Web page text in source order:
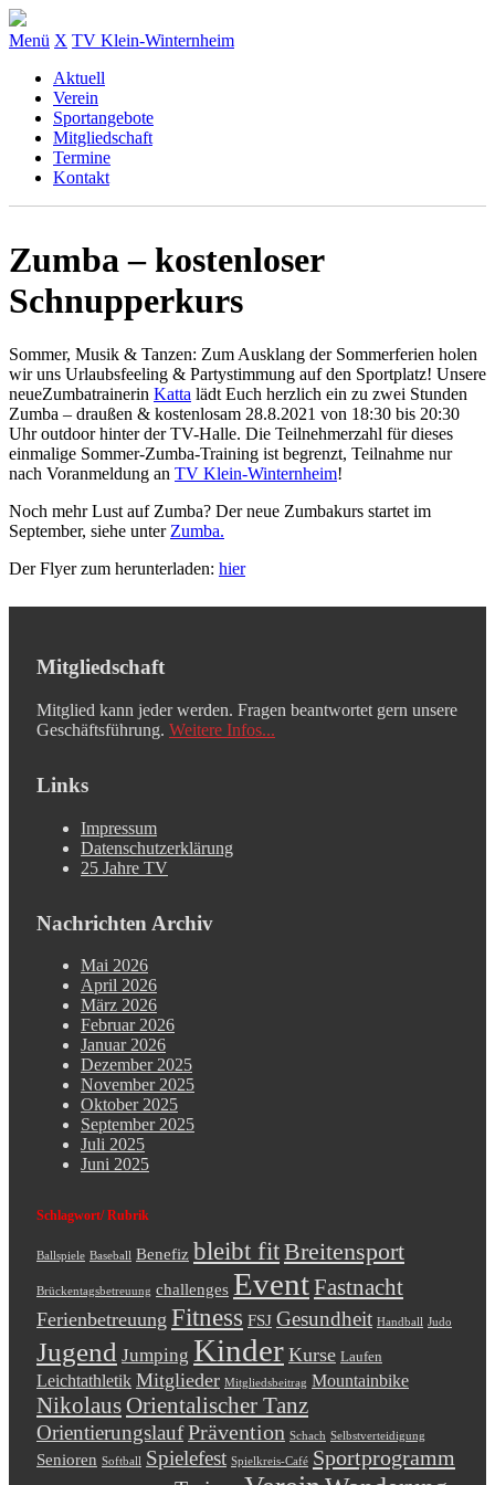
Menü X TV Klein-Winternheim
Aktuell
Verein
Sportangebote
Mitgliedschaft
Termine
Kontakt
Zumba – kostenloser
Schnupperkurs
Sommer, Musik & Tanzen: Zum Ausklang der Sommerferien holen
wir uns Urlaubsfeeling & Partystimmung auf den Sportplatz! Unsere
neueZumbatrainerin Katta lädt Euch herzlich ein zu zwei Stunden
Zumba – draußen & kostenlosam 28.8.2021 von 18:30 bis 20:30
Uhr outdoor hinter der TV-Halle. Die Teilnehmerzahl für dieses
einmalige Sommer-Zumba-Training ist begrenzt, Teilnahme nur
nach Voranmeldung an TV Klein-Winternheim!
Noch mehr Lust auf Zumba? Der neue Zumbakurs startet im
September, siehe unterZumba.
Der Flyer zum herunterladen: hier
Mitgliedschaft
Mitglied kann jeder werden. Fragen beantwortet gern unsere
Geschäftsführung. Weitere Infos...
Links
Impressum
Datenschutzerklärung
25 Jahre TV
Nachrichten Archiv
Mai 2026
April 2026
März 2026
Februar 2026
Januar 2026
Dezember 2025
November 2025
Oktober 2025
September 2025
Juli 2025
Juni 2025
Schlagwort/ Rubrik
Ballspiele Baseball Benefiz bleibt fitBreitensport
Brückentagsbetreuung challenges EventFastnacht
Ferienbetreuung Fitness FSJ Gesundheit Handball Judo
Jugend Jumping Kinder Kurse Laufen
Leichtathletik Mitglieder Mitgliedsbeitrag Mountainbike
Nikolaus Orientalischer Tanz
OrientierungslaufPrävention Schach Selbstverteidigung
Senioren Softball Spielefest Spielkreis-Café Sportprogramm